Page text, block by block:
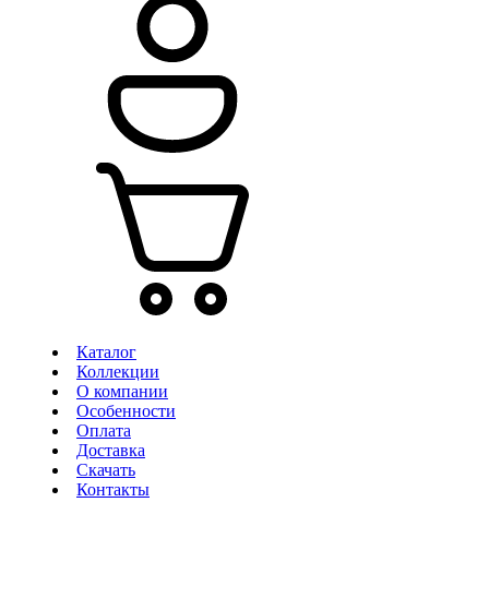
Каталог
Коллекции
О компании
Особенности
Оплата
Доставка
Скачать
Контакты